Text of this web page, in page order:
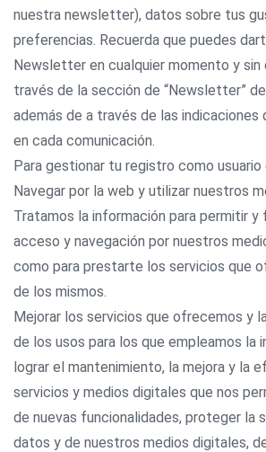
nuestra newsletter), datos sobre tus
preferencias. Recuerda que puedes
Newsletter en cualquier momento y sin
través de la sección de “Newsletter”
además de a través de las
en cada comunicación.
Para gestionar tu registro como usuario
Navegar por la web y utilizar nuestros
Tratamos la información para permitir
acceso y navegación por nuestros
como para prestarte los servicios que
de los mismos.
Mejorar los servicios que ofrecemos y
de los usos para los que empleamos la
lograr el mantenimiento, la mejora y la
servicios y medios digitales que nos
de nuevas funcionalidades, proteger la
datos y de nuestros medios digitales,